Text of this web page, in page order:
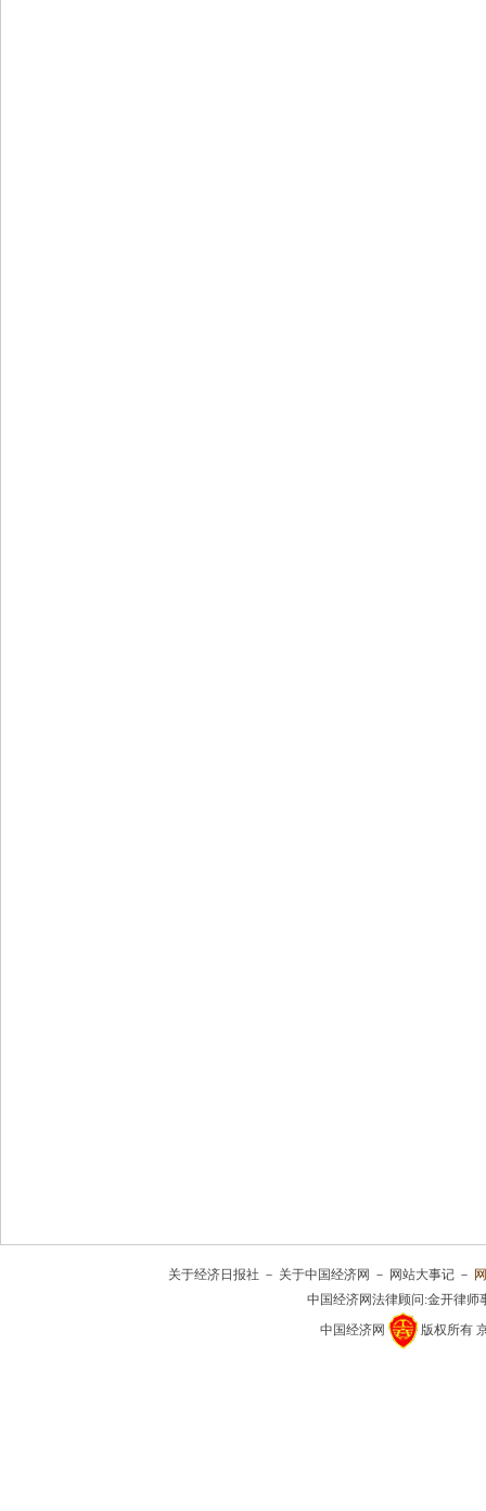
关于经济日报社 － 关于中国经济网 － 网站大事记 －
中国经济网法律顾问:金开律
中国经济网
版权所有